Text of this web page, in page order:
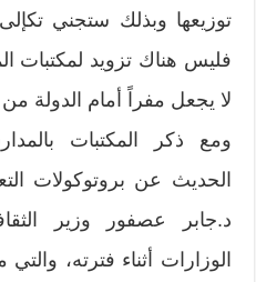
لا يجعل مفراً‮ ‬أمام الدولة من إصدارها للترجمة‮”.‬
الحديث عن بروتوكولات
د.جابر عصفور وزير
الوزارات